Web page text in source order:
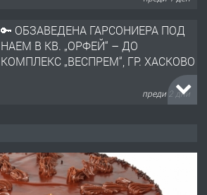
🔑 ОБЗАВЕДЕНА ГАРСОНИЕРА ПОД
НАЕМ В КВ. „ОРФЕЙ“ – ДО
КОМПЛЕКС „ВЕСПРЕМ“, ГР. ХАСКОВО
преди 2 дни
АПАРТАМЕНТ В ЦЕНТЪРА НА ГР.
ХАСКОВО
преди 3 дни